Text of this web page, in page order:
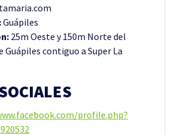
Guápiles
25m Oeste y 150m Norte del
Guápiles contiguo a Super La
profile.php?